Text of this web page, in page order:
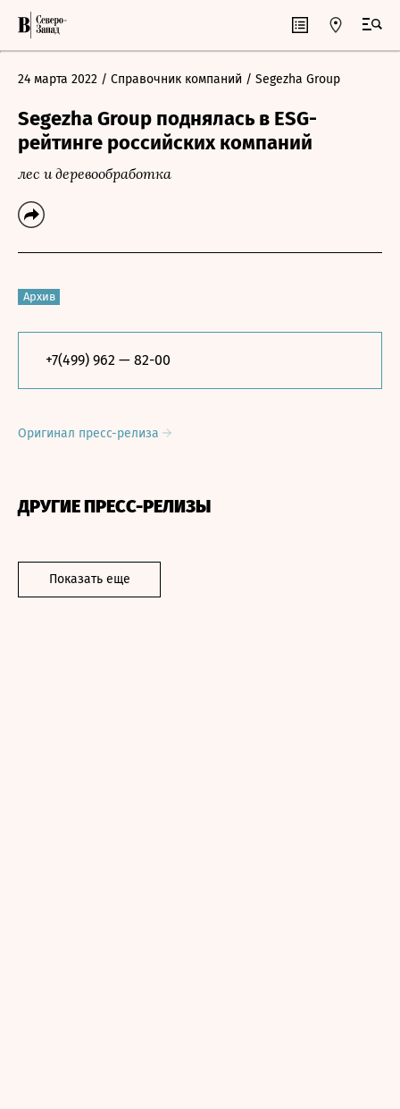
24 марта 2022 / Справочник компаний / Segezha Group
Segezha Group поднялась в ESG-
рейтинге российских компаний
лес и деревообработка
Архив
+7(499) 962 — 82-00
Оригинал пресс-релиза
ДРУГИЕ ПРЕСС-РЕЛИЗЫ
Показать еще